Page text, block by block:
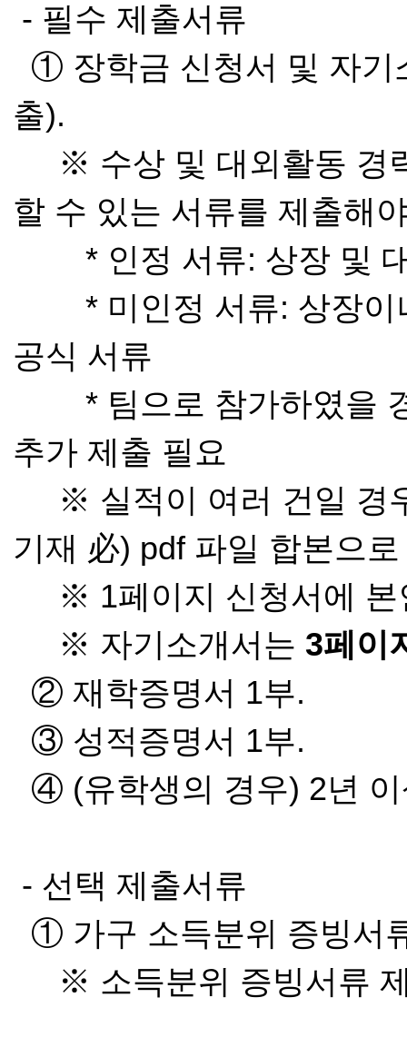
- 필수 제출서류
① 장학금 신청서 및 자기
출).
※ 수상 및 대외활동 경
할 수 있는 서류를 제출해
* 인정 서류: 상장 및 대
* 미인정 서류: 상장이
공식 서류
* 팀으로 참가하였을 경
추가 제출 필요
※ 실적이 여러 건일 경
기재 必) pdf 파일 합본으
※ 1페이지 신청서에 본
※ 자기소개서는 3페이
② 재학증명서 1부.
③ 성적증명서 1부.
④ (유학생의 경우) 2년
- 선택 제출서류
① 가구 소득분위 증빙서
※ 소득분위 증빙서류 제